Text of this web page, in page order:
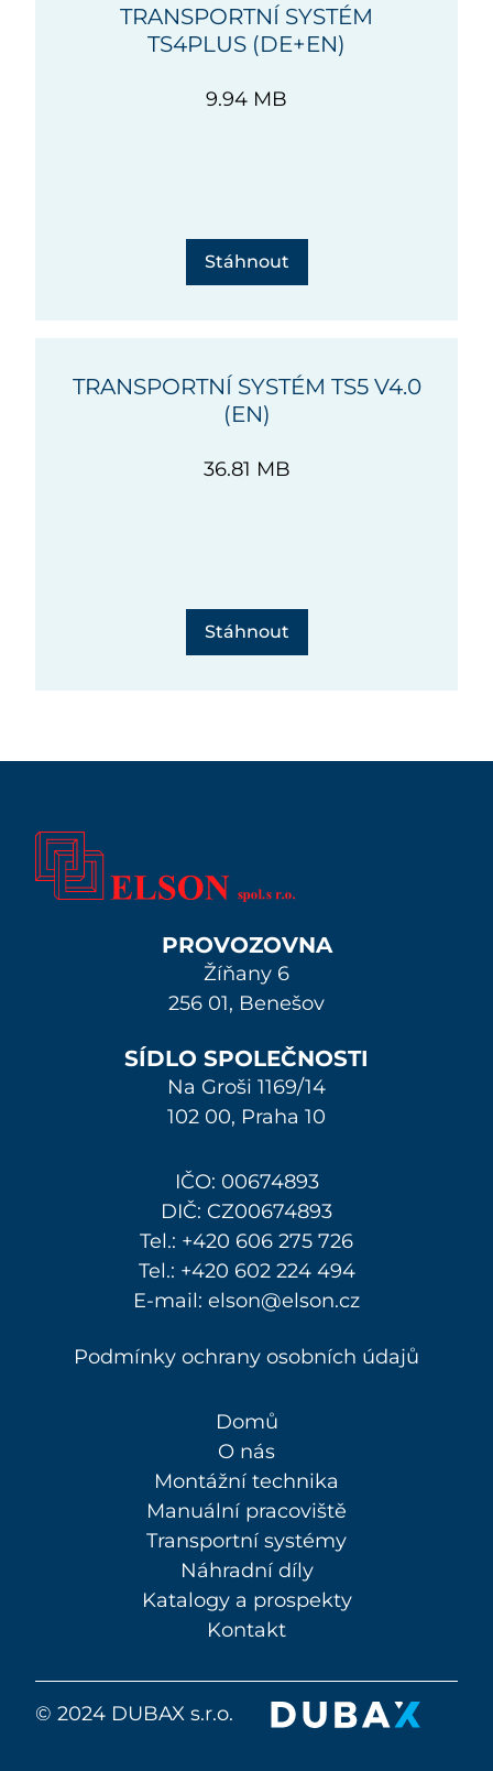
TRANSPORTNÍ SYSTÉM
TS4PLUS (DE+EN)
9.94 MB
Stáhnout
TRANSPORTNÍ SYSTÉM TS5 V4.0
(EN)
36.81 MB
Stáhnout
PROVOZOVNA
Žíňany 6
256 01, Benešov
SÍDLO SPOLEČNOSTI
Na Groši 1169/14
102 00, Praha 10
IČO: 00674893
DIČ: CZ00674893
Tel.: +420 606 275 726
Tel.: +420 602 224 494
E-mail: elson@elson.cz
Podmínky ochrany osobních údajů
Domů
O nás
Montážní technika
Manuální pracoviště
Transportní systémy
Náhradní díly
Katalogy a prospekty
Kontakt
© 2024 DUBAX s.r.o.